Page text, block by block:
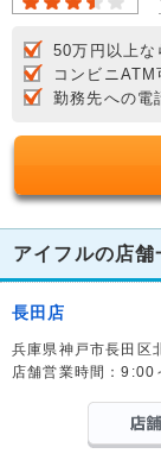
50万円以上な
コンビニATM
勤務先への電
アイフルの店舗
長田店
兵庫県神戸市長田区
店舗営業時間：9:00